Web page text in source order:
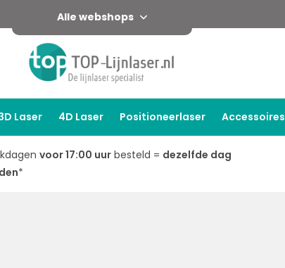
Alle webshops
Laser 4D Laser Positioneerlaser Accessoires
voor 17:00 uurbesteld = dezelfde dag
*